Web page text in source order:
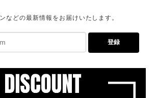
などの最新情報をお届けいたします。
登録